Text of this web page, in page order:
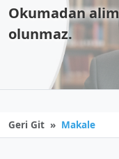
Okumadan
olunmaz.
Geri Git Makale